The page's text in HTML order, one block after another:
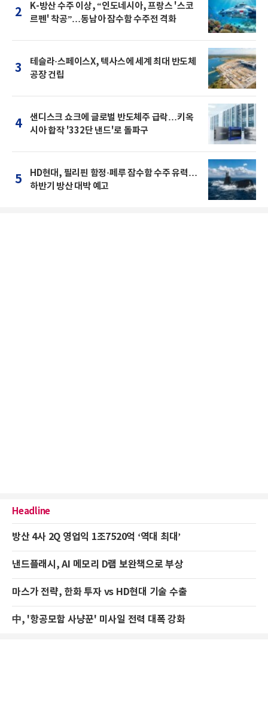
2
K-방산 수주 이상, “인도네시아, 프랑스 '스코
르펜' 착공”…동남아 잠수함 수주전 격화
3
테슬라·스페이스X, 텍사스에 세계 최대 반도체
공장 건립
4
샌디스크 쇼크에 글로벌 반도체주 급락…키옥
시아 합작 '332단 낸드'로 돌파구
5
HD현대, 필리핀 함정·페루 잠수함 수주 유력…
하반기 방산 대박 예고
Headline
방산 4사 2Q 영업익 1조7520억 ‘역대 최대’
낸드플래시, AI 메모리 D램 보완책으로 부상
마스가 전략, 한화 투자 vs HD현대 기술 수출
中, '항공모함 사냥꾼' 미사일 전력 대폭 강화